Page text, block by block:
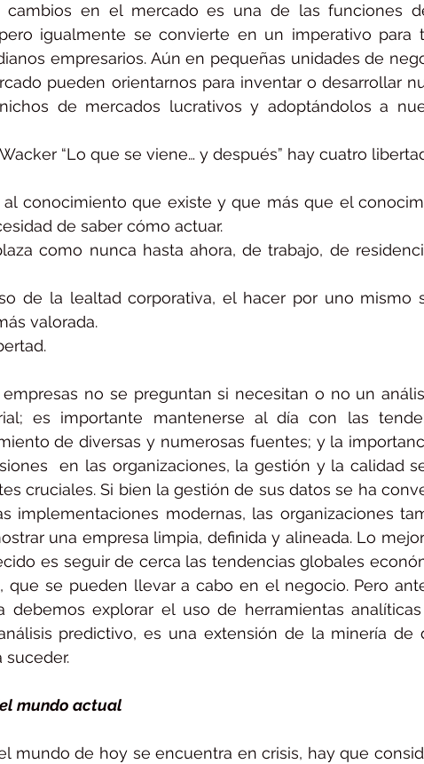
cambios en el mercado es una de las funciones
igualmente se convierte en un imperativo para
empresarios. Aún en pequeñas unidades de
pueden orientarnos para inventar o desarrollar
de mercados lucrativos y adoptándolos a
“Lo que se viene… y después” hay cuatro
al conocimiento que existe y que más que el
de saber cómo actuar.
como nunca hasta ahora, de trabajo, de
de la lealtad corporativa, el hacer por uno mismo
valorada.
no se preguntan si necesitan o no un
es importante mantenerse al día con las
de diversas y numerosas fuentes; y la
en las organizaciones, la gestión y la calidad
cruciales. Si bien la gestión de sus datos se ha
implementaciones modernas, las organizaciones
una empresa limpia, definida y alineada. Lo
es seguir de cerca las tendencias globales
que se pueden llevar a cabo en el negocio. Pero
debemos explorar el uso de herramientas
predictivo, es una extensión de la minería de
suceder.
mundo actual
mundo de hoy se encuentra en crisis, hay que